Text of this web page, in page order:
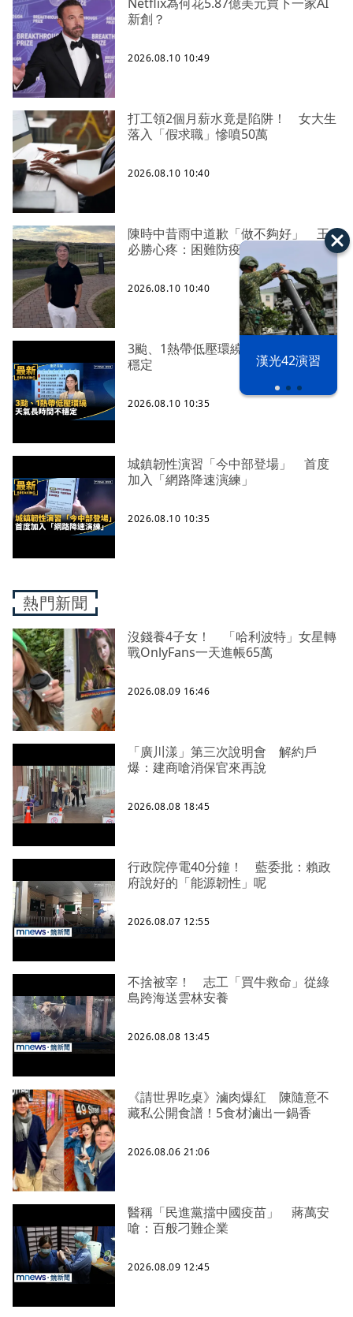
漢光42演習
新創？
2026.08.10 10:49
打工領2個月薪水竟是陷阱！ 女大生
落入「假求職」慘噴50萬
2026.08.10 10:40
陳時中昔雨中道歉「做不夠好」 王
必勝心疼：困難防疫最後滿身是箭
2026.08.10 10:40
3颱、1熱帶低壓環繞 天氣長時間不
穩定
2026.08.10 10:35
城鎮韌性演習「今中部登場」 首度
加入「網路降速演練」
2026.08.10 10:35
熱門新聞
沒錢養4子女！ 「哈利波特」女星轉
戰OnlyFans一天進帳65萬
2026.08.09 16:46
「廣川漾」第三次說明會 解約戶
爆：建商嗆消保官來再說
2026.08.08 18:45
行政院停電40分鐘！ 藍委批：賴政
府說好的「能源韌性」呢
2026.08.07 12:55
不捨被宰！ 志工「買牛救命」從綠
島跨海送雲林安養
2026.08.08 13:45
《請世界吃桌》滷肉爆紅 陳隨意不
藏私公開食譜！5食材滷出一鍋香
2026.08.06 21:06
醫稱「民進黨擋中國疫苗」 蔣萬安
嗆：百般刁難企業
2026.08.09 12:45